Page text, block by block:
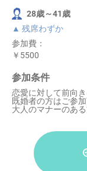
28歳～41歳
▲ 残席わずか
参加費：
￥5500
参加条件
恋愛に対して前向き
既婚者の方はご参加
大人のマナーのある